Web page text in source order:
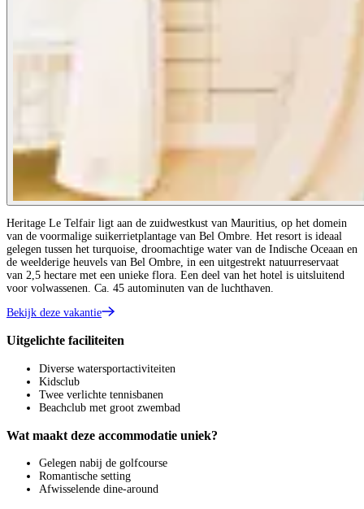
Heritage Le Telfair ligt aan de zuidwestkust van Mauritius, op het domein
van de voormalige suikerrietplantage van Bel Ombre. Het resort is ideaal
gelegen tussen het turquoise, droomachtige water van de Indische Oceaan en
de weelderige heuvels van Bel Ombre, in een uitgestrekt natuurreservaat
van 2,5 hectare met een unieke flora. Een deel van het hotel is uitsluitend
voor volwassenen. Ca. 45 autominuten van de luchthaven.
Bekijk deze vakantie
Uitgelichte faciliteiten
Diverse watersportactiviteiten
Kidsclub
Twee verlichte tennisbanen
Beachclub met groot zwembad
Wat maakt deze accommodatie uniek?
Gelegen nabij de golfcourse
Romantische setting
Afwisselende dine-around